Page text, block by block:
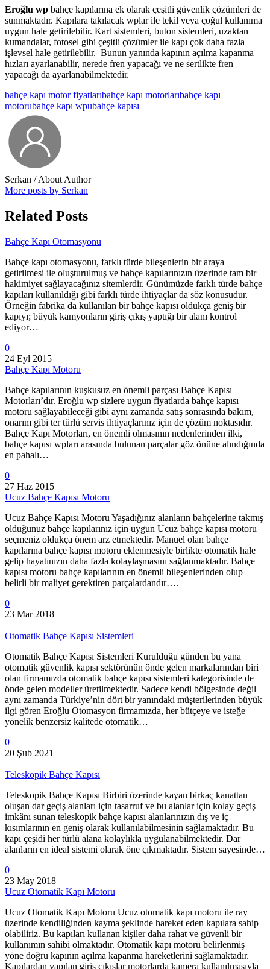
Eroğlu wp bahçe kapılarına ek olarak çeşitli güvenlik çözümleri de
sunmaktadır. Kapılara takılacak wplar ile tekil veya çoğul kullanıma
uygun hale getirilebilir. Kart sistemleri, buton sistemleri, uzaktan
kumandalar, fotosel gibi çeşitli çözümler ile kapı çok daha fazla
işlevsel hale getirilebilir. Bunun yanında kapının açılma kapanma
hızları ayarlanabilir, nerede fren yapacağı ve ne sertlikte fren
yapacağı da ayarlanabilmektedir.
bahçe kapı motor fiyatlarıbahçe kapı motorlarıbahçe kapı
motorubahçe kapı wpubahçe kapısı
Serkan / About Author
More posts by Serkan
Related Posts
Bahçe Kapı Otomasyonu
Bahçe kapı otomasyonu, farklı türde bileşenlerin bir araya
getirilmesi ile oluşturulmuş ve bahçe kapılarınızın üzerinde tam bir
hakimiyet sağlayacağınız sitemlerdir. Günümüzde farklı türde bahçe
kapıları kullanıldığı gibi farklı türde ihtiyaçlar da söz konusudur.
Örneğin fabrika da kullanılan bir bahçe kapısı oldukça geniş bir
kapıyı; büyük kamyonların giriş çıkış yaptığı bir alanı kontrol
ediyor…
0
24 Eyl 2015
Bahçe Kapı Motoru
Bahçe kapılarının kuşkusuz en önemli parçası Bahçe Kapısı
Motorları’dır. Eroğlu wp sizlere uygun fiyatlarda bahçe kapısı
motoru sağlayabileceği gibi aynı zamanda satış sonrasında bakım,
onarım gibi ter türlü servis ihtiyaçlarınız için de çözüm noktasıdır.
Bahçe Kapı Motorları, en önemli olmasının nedenlerinden ilki,
bahçe kapısı wpları arasında bulunan parçalar göz önüne alındığında
en pahalı…
0
27 Haz 2015
Ucuz Bahçe Kapısı Motoru
Ucuz Bahçe Kapısı Motoru Yaşadığınız alanların bahçelerine takmış
olduğunuz bahçe kapılarınız için uygun Ucuz bahçe kapısı motoru
seçmeniz oldukça önem arz etmektedir. Manuel olan bahçe
kapılarına bahçe kapısı motoru eklenmesiyle birlikte otomatik hale
gelip hayatınızın daha fazla kolaylaşmasını sağlanmaktadır. Bahçe
kapısı motoru bahçe kapılarının en önemli bileşenlerinden olup
belirli bir maliyet gerektiren parçalardandır….
0
23 Mar 2018
Otomatik Bahçe Kapısı Sistemleri
Otomatik Bahçe Kapısı Sistemleri Kurulduğu günden bu yana
otomatik güvenlik kapısı sektörünün önde gelen markalarından biri
olan firmamızda otomatik bahçe kapısı sistemleri kategorisinde de
önde gelen modeller üretilmektedir. Sadece kendi bölgesinde değil
aynı zamanda Türkiye’nin dört bir yanındaki müşterilerinden büyük
ilgi gören Eroğlu Otomasyon firmamızda, her bütçeye ve isteğe
yönelik benzersiz kalitede otomatik…
0
20 Şub 2021
Teleskopik Bahçe Kapısı
Teleskopik Bahçe Kapısı Birbiri üzerinde kayan birkaç kanattan
oluşan dar geçiş alanları için tasarruf ve bu alanlar için kolay geçiş
imkânı sunan teleskopik bahçe kapısı alanlarınızın dış ve iç
kısımlarının en geniş olarak kullanılabilmesinin sağlamaktadır. Bu
kapı çeşidi her türlü alana kolaylıkla uygulanabilmektedir. Dar
alanların en ideal sistemi olarak öne çıkmaktadır. Sistem sayesinde…
0
23 May 2018
Ucuz Otomatik Kapı Motoru
Ucuz Otomatik Kapı Motoru Ucuz otomatik kapı motoru ile ray
üzerinde kendiliğinden kayma şeklinde hareket eden kapılara sahip
olabiliriz. Bu kapıları kullanan kişiler daha rahat ve güvenli bir
kullanımın sahibi olmaktadır. Otomatik kapı motoru belirlenmiş
yöne doğru kapının açılma kapanma hareketlerini sağlamaktadır.
Kapılardan yapılan giriş çıkışlar motorlarda kamera kullanılmasıyla